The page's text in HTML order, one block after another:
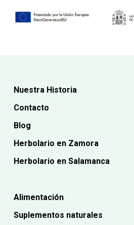
Nuestra Historia
Contacto
Blog
Herbolario en Zamora
Herbolario en Salamanca
Alimentación
Suplementos naturales